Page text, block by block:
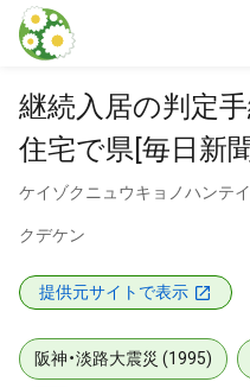
本文に飛ぶ
継続入居の判定
住宅で県[毎日新
ケイゾクニュウキョノハンテ
クデケン
提供元サイトで表示
阪神・淡路大震災 (1995)